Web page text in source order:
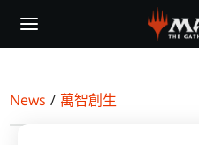
main
News / 萬智創生